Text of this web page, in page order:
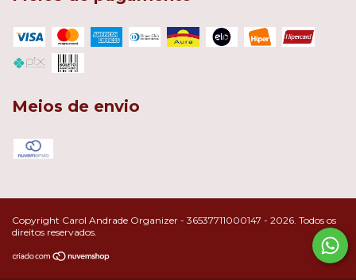
Meios de envio
Copyright Carol Andrade Organizer - 36537711000147 - 2026. Todos os
direitos reservados.